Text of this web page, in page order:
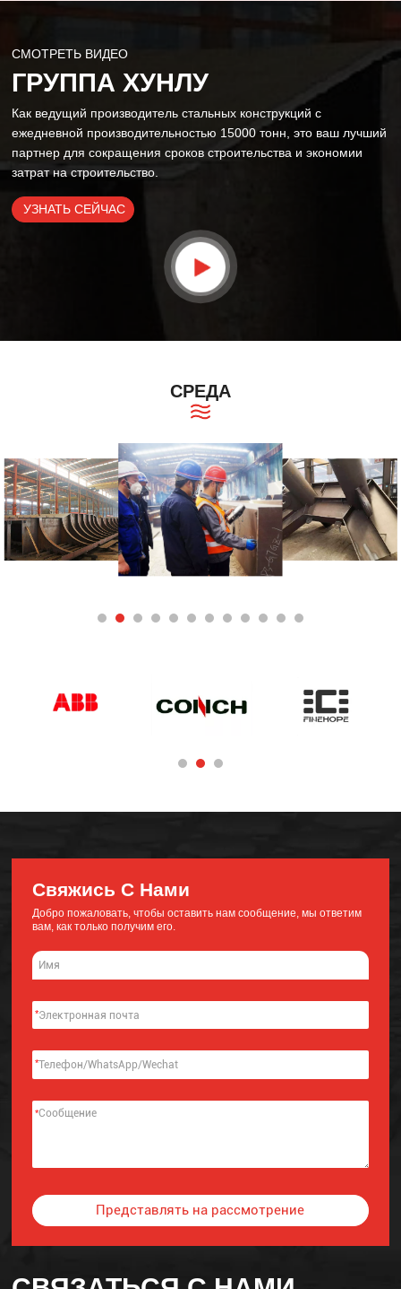
СМОТРЕТЬ ВИДЕО
ГРУППА ХУНЛУ
Как ведущий производитель стальных конструкций с
ежедневной производительностью 15000 тонн, это ваш лучший
партнер для сокращения сроков строительства и экономии
затрат на строительство.
УЗНАТЬ СЕЙЧАС
СРЕДА
Свяжись С Нами
Добро пожаловать, чтобы оставить нам сообщение, мы ответим
вам, как только получим его.
*
*
*
Представлять на рассмотрение